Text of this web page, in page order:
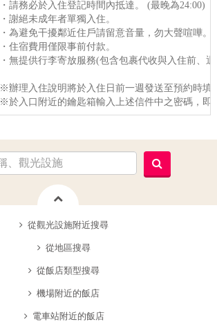
・請務必於入住登記時間內抵達。 (最晚為24:00)
・謝絕未成年者單獨入住。
・為避免干擾鄰近住戶請留意音量，勿大聲喧嘩。
・住宿費用僅限事前付款。
・無提供行李寄放服務(包含包裹代收與入住前、
※辦理入住說明將於入住日前一週發送至預約時填
※於入口附近的鑰匙箱輸入上述信件中之密碼，即
從觀光設施附近搜尋
從地區搜尋
從飯店類型搜尋
機場附近的飯店
電車站附近的飯店